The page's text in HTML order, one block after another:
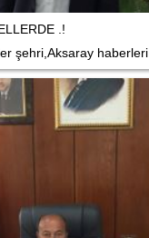
.!
şehri,Aksaray haberleri